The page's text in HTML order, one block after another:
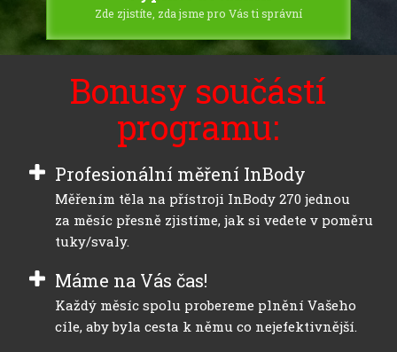
Zde zjistíte, zda jsme pro Vás ti správní
Bonusy součástí
programu:
Profesionální měření InBody
Měřením těla na přístroji InBody 270 jednou
za měsíc přesně zjistíme, jak si vedete v poměru
tuky/svaly.
Máme na Vás čas!
Každý měsíc spolu probereme plnění Vašeho
cíle, aby byla cesta k němu co nejefektivnější.